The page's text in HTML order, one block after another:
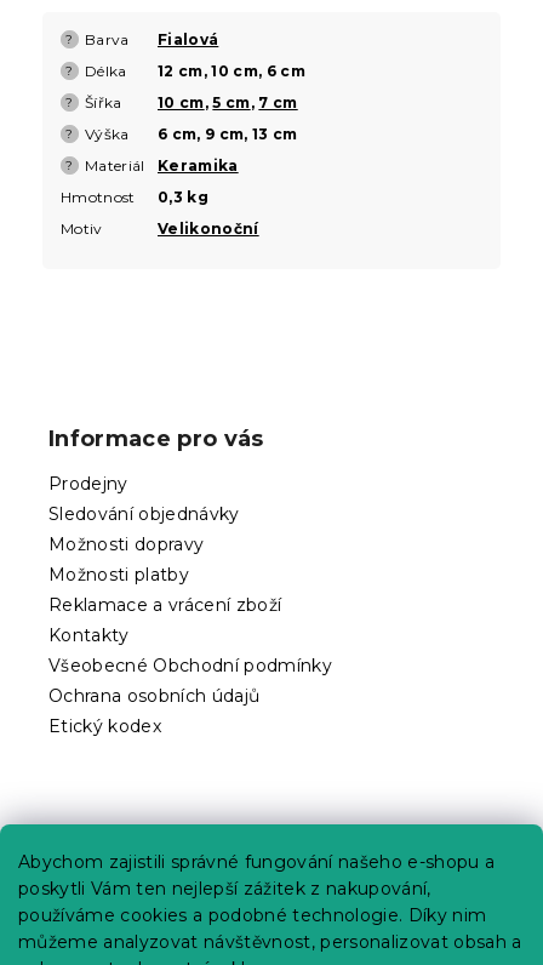
Abychom zajistili správné fungování našeho e-shopu a
poskytli Vám ten nejlepší zážitek z nakupování,
používáme cookies a podobné technologie. Díky nim
můžeme analyzovat návštěvnost, personalizovat obsah a
? Barva Fialová
? Délka 12 cm, 10 cm, 6 cm
? Šířka 10 cm,5 cm, 7 cm
? Výška 6 cm, 9 cm, 13 cm
? Materiál
Keramika
Hmotnost
0,3 kg
Motiv
Velikonoční
Informace pro vás
Prodejny
Sledování objednávky
Možnosti dopravy
Možnosti platby
Reklamace a vrácení zboží
Kontakty
Všeobecné Obchodní podmínky
Ochrana osobních údajů
Etický kodex
Kariéra
Poptávky a B2B spolupráce